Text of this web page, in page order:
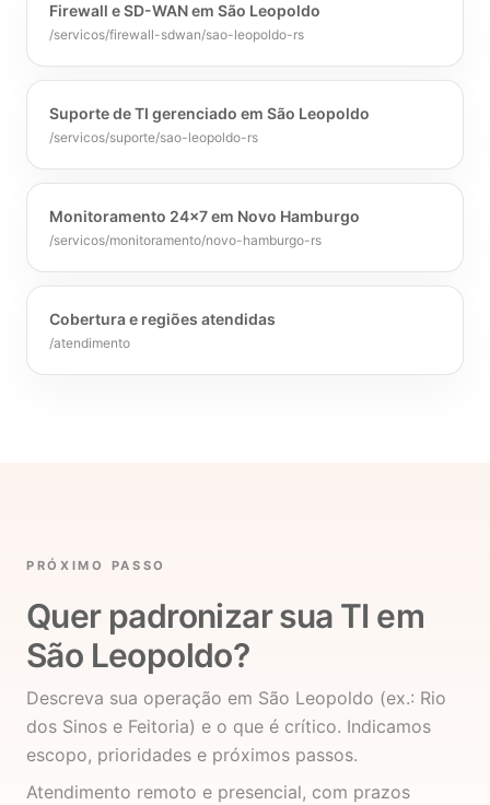
Firewall e SD-WAN em São Leopoldo
/servicos/firewall-sdwan/sao-leopoldo-rs
Suporte de TI gerenciado em São Leopoldo
/servicos/suporte/sao-leopoldo-rs
Monitoramento 24x7 em Novo Hamburgo
/servicos/monitoramento/novo-hamburgo-rs
Cobertura e regiões atendidas
/atendimento
PRÓXIMO PASSO
Quer padronizar sua TI em
São Leopoldo?
Descreva sua operação em São Leopoldo (ex.: Rio
dos Sinos e Feitoria) e o que é crítico. Indicamos
escopo, prioridades e próximos passos.
Atendimento remoto e presencial, com prazos